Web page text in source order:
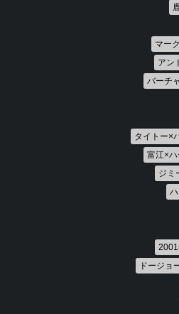
マー
アン
バーチ
タイトー×
富江×ハ
ジミ
2001
ドージョ